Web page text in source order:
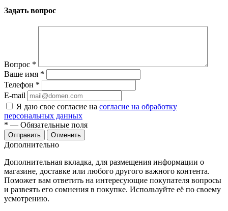
Задать вопрос
Вопрос *
Ваше имя *
Телефон *
E-mail
Я даю свое согласие на согласие на обработку
персональных данных
* — Обязательные поля
Отменить
Дополнительно
Дополнительная вкладка, для размещения информации о
магазине, доставке или любого другого важного контента.
Поможет вам ответить на интересующие покупателя вопросы
и развеять его сомнения в покупке. Используйте её по своему
усмотрению.